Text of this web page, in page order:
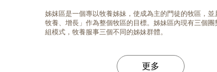
姊妺區是一個專以牧養姊妹，使成為主的門徒的牧區，
牧養、增長」作為整個牧區的目標。姊妹區內現有三個
組模式，牧養服事三個不同的姊妹群體。
更多